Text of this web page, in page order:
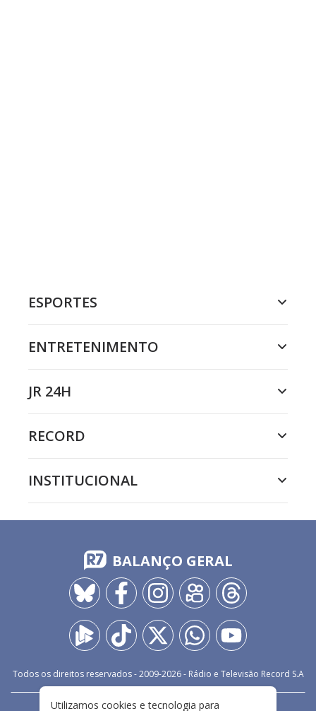
ESPORTES
ENTRETENIMENTO
JR 24H
RECORD
INSTITUCIONAL
BALANÇO GERAL
Todos os direitos reservados - 2009-2026- Rádio e Televisão Record S.A
Utilizamos cookies e tecnologia para